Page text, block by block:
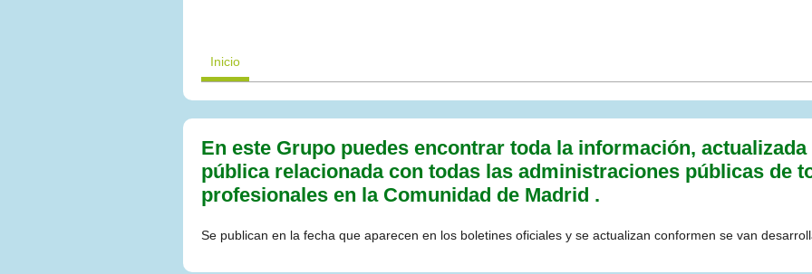
Inicio
En este Grupo puedes encontrar toda la información,
pública relacionada con todas las administraciones públicas de
profesionales en la Comunidad de Madrid .
Se publican en la fecha que aparecen en los boletines oficiales y se actualizan conformen se van